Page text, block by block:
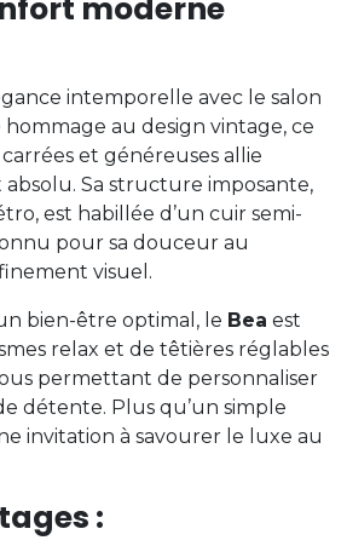
moderne
intemporelle avec le salon
hommage au design vintage, ce
et généreuses allie
Sa structure imposante,
est habillée d’un cuir semi-
pour sa douceur au
visuel.
bien-être optimal, le Bea est
relax et de têtières réglables
permettant de personnaliser
détente. Plus qu’un simple
invitation à savourer le luxe au
: